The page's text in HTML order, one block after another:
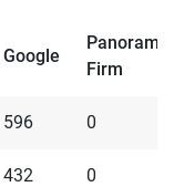
Google
Panorama
Firm
596 0
432 0